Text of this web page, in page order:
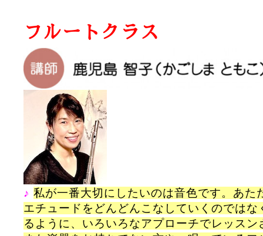
フルートクラス
♪ 私が一番大切にしたいのは音色です。あた
エチュードをどんどんこなしていくのでは
るように、いろいろなアプローチでレッス